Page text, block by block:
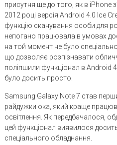
присутня ще до того, як в iPhone
2012 році версія Android 4.0 Ice
функцію сканування особи для
непогано працювала в умовах
на той момент не було
що дозволяє розпізнавати
поліпшили функціонал в Android
було досить просто.
Samsung Galaxy Note 7 став
райдужки ока, який краще
освітлення. Як передбачалося,
цей функціонал виявилося
спеціального обладнання.